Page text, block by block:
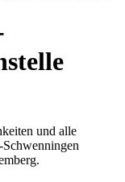
und alle